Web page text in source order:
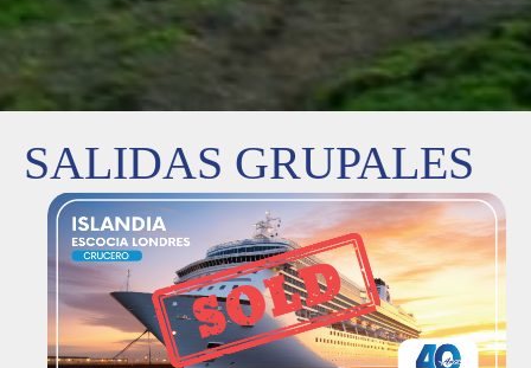
SALIDAS GRUPALES